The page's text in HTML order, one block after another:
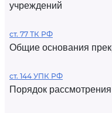
учреждений
ст. 77 ТК РФ
Общие основания
ст. 144 УПК РФ
Порядок